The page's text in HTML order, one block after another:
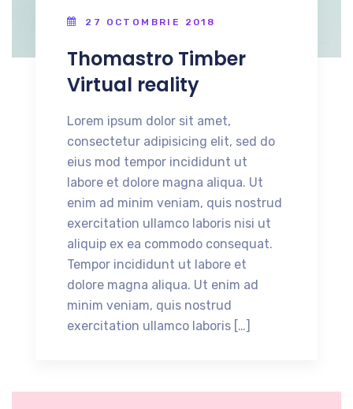
27 OCTOMBRIE 2018
Thomastro Timber
Virtual reality
Lorem ipsum dolor sit amet,
consectetur adipisicing elit, sed do
eius mod tempor incididunt ut
labore et dolore magna aliqua. Ut
enim ad minim veniam, quis nostrud
exercitation ullamco laboris nisi ut
aliquip ex ea commodo consequat.
Tempor incididunt ut labore et
dolore magna aliqua. Ut enim ad
minim veniam, quis nostrud
exercitation ullamco laboris […]